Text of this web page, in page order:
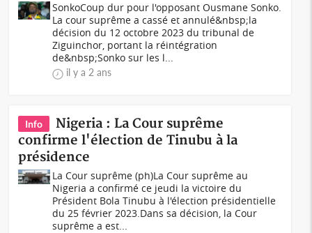
SonkoCoup dur pour l'opposant Ousmane Sonko.
La cour suprême a cassé et annulé&nbsp;la
décision du 12 octobre 2023 du tribunal de
Ziguinchor, portant la réintégration
de&nbsp;Sonko sur les l...
il y a 2 ans
Info
Nigeria : La Cour suprême
confirme l'élection de Tinubu à la
présidence
La Cour suprême (ph)La Cour suprême au
Nigeria a confirmé ce jeudi la victoire du
Président Bola Tinubu à l'élection présidentielle
du 25 février 2023.Dans sa décision, la Cour
suprême a est...